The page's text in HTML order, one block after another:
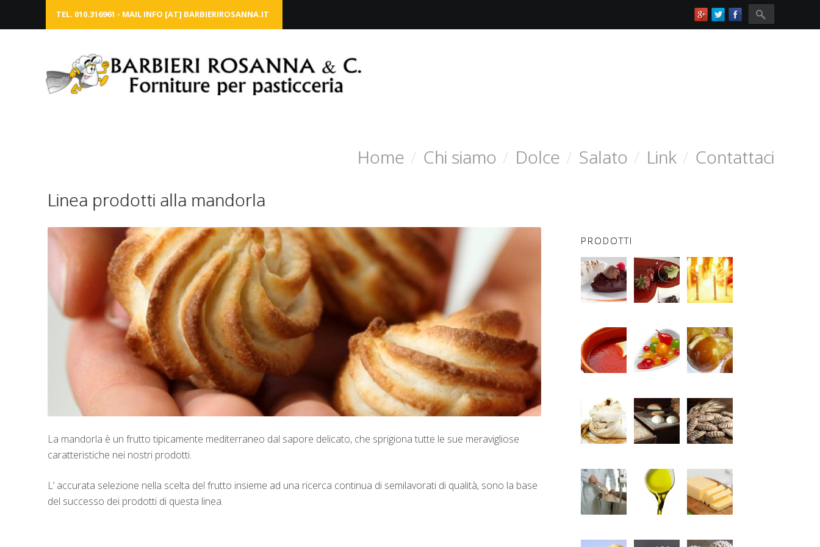
TEL. 010.316961 - MAIL INFO [AT] BARBIERIROSANNA.IT Search for:
Home / Chi siamo / Dolce / Salato / Link / Contattaci
Linea prodotti alla mandorla
La mandorla è un frutto tipicamente mediterraneo dal sapore delicato, che sprigiona tutte le sue meravigliose
caratteristiche nei nostri prodotti.
L’ accurata selezione nella scelta del frutto insieme ad una ricerca continua di semilavorati di qualità, sono la base
del successo dei prodotti di questa linea.
PRODOTTI